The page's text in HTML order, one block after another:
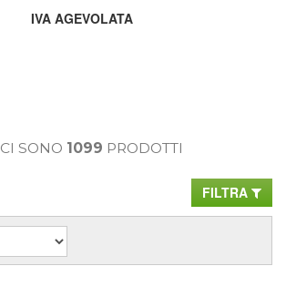
IVA AGEVOLATA
CI SONO 1099 PRODOTTI
FILTRA